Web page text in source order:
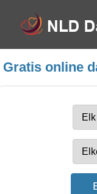
Gratis online